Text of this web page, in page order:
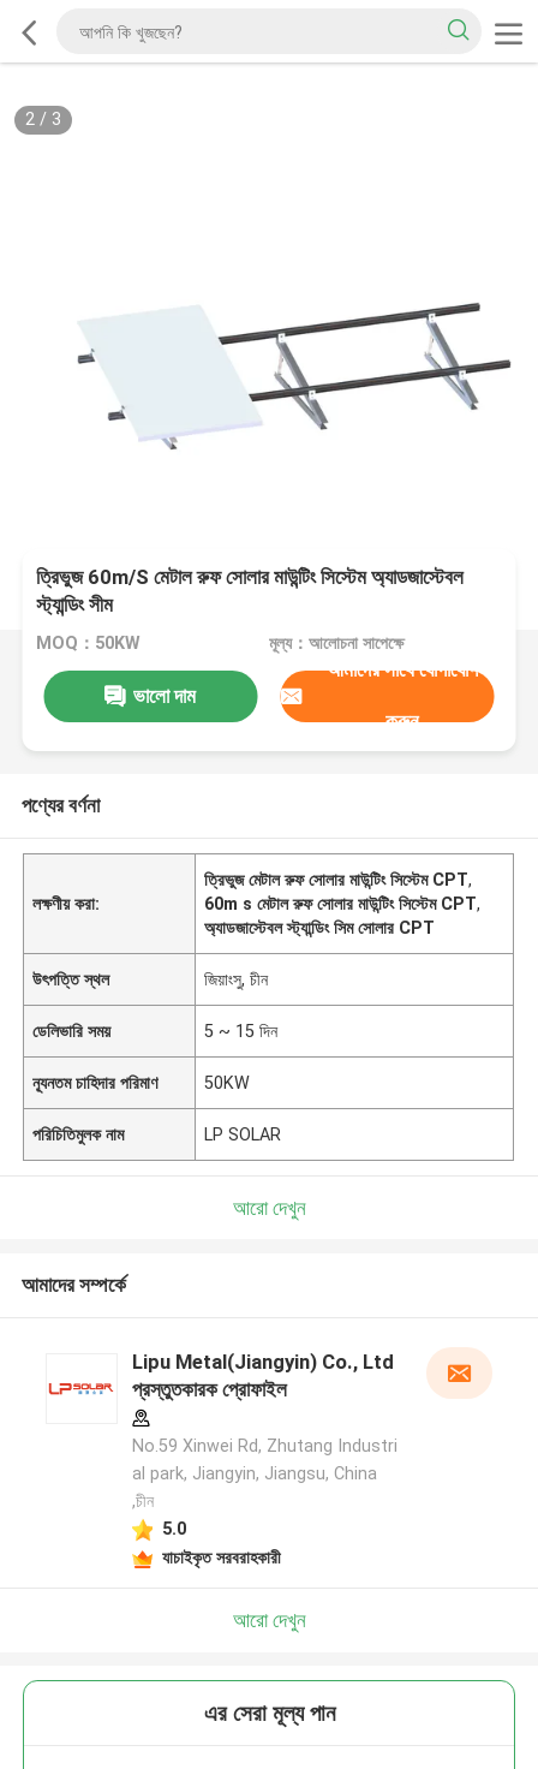
2/ 3
ত্রিভুজ 60m/S মেটাল রুফ সোলার মাউন্টিং সিস্টেম অ্যাডজাস্টেবল
স্ট্যান্ডিং সীম
MOQ：50KW মূল্য：আলোচনা সাপেক্ষে
ভালো দাম
আমাদের সাথে যোগাযোগ
করুন
পণ্যের বর্ণনা
লক্ষণীয় করা:
ত্রিভুজ মেটাল রুফ সোলার মাউন্টিং সিস্টেম CPT,
60m s মেটাল রুফ সোলার মাউন্টিং সিস্টেম CPT,
অ্যাডজাস্টেবল স্ট্যান্ডিং সিম সোলার CPT
উৎপত্তি স্থল জিয়াংসু, চীন
ডেলিভারি সময় 5 ~ 15 দিন
ন্যূনতম চাহিদার পরিমাণ 50KW
পরিচিতিমুলক নাম LP SOLAR
আরো দেখুন
আমাদের সম্পর্কে
Lipu Metal(Jiangyin) Co., Ltd
প্রস্তুতকারক প্রোফাইল
No.59 Xinwei Rd, Zhutang Industri
al park, Jiangyin, Jiangsu, China
,চীন
5.0
যাচাইকৃত সরবরাহকারী
আরো দেখুন
এর সেরা মূল্য পান